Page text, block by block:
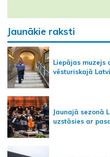
Jaunākie raksti
Liepājas muzejs
vēsturiskajā
Jaunajā sezonā
uzstāsies ar